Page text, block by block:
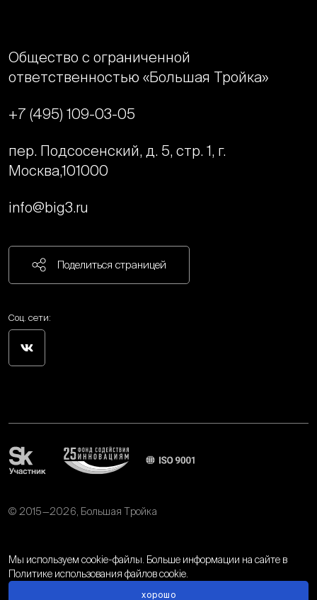
Общество с ограниченной
ответственностью «Большая Тройка»
+7 (495) 109-03-05
пер. Подсосенский, д. 5, стр. 1, г.
Москва,101000
info@big3.ru
Поделиться страницей
Соц. сети:
© 2015—2026, Большая Тройка
Мы используем cookie-файлы. Больше информации на сайте в
Политике использования файлов cookie.
хорошо